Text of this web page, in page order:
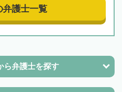
弁護士一覧
ら弁護士を探す